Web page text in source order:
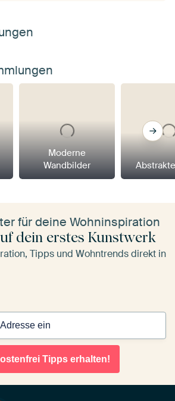
Moderne
Wandbilder
für deine Wohninspiration
dein erstes Kunstwerk
Tipps und Wohntrends direkt in
Tipps erhalten!